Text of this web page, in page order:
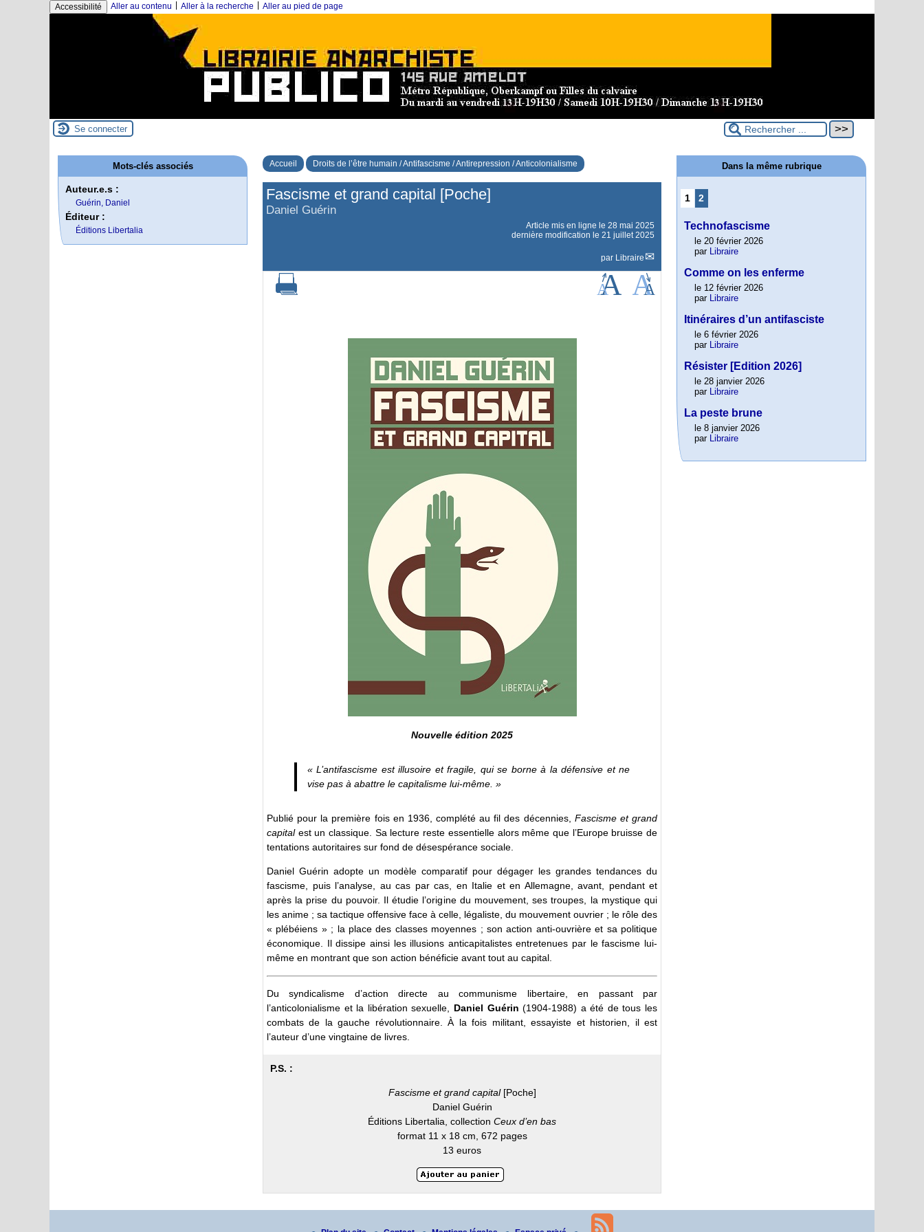
Accessibilité Aller au contenu Aller à la recherche Aller au pied de page
Se connecter
Accueil Droits de l’être humain / Antifascisme / Antirepression / Anticolonialisme
Fascisme et grand capital [Poche]
Daniel Guérin
Article mis en ligne le 28 mai 2025
dernière modification le 21 juillet 2025
par Libraire
Nouvelle édition 2025
« L’antifascisme est illusoire et fragile, qui se borne à la défensive et ne
vise pas à abattre le capitalisme lui-même. »
Publié pour la première fois en 1936, complété au fil des décennies, Fascisme et grand
capitalest un classique. Sa lecture reste essentielle alors même que l’Europe bruisse de
tentations autoritaires sur fond de désespérance sociale.
Daniel Guérin adopte un modèle comparatif pour dégager les grandes tendances du
fascisme, puis l’analyse, au cas par cas, en Italie et en Allemagne, avant, pendant et
après la prise du pouvoir. Il étudie l’origine du mouvement, ses troupes, la mystique qui
les anime ; sa tactique offensive face à celle, légaliste, du mouvement ouvrier ; le rôle des
« plébéiens » ; la place des classes moyennes ; son action anti-ouvrière et sa politique
économique. Il dissipe ainsi les illusions anticapitalistes entretenues par le fascisme lui-
même en montrant que son action bénéficie avant tout au capital.
Du syndicalisme d’action directe au communisme libertaire, en passant par
l’anticolonialisme et la libération sexuelle, Daniel Guérin (1904-1988) a été de tous les
combats de la gauche révolutionnaire. À la fois militant, essayiste et historien, il est
l’auteur d’une vingtaine de livres.
P.S. :
Fascisme et grand capital[Poche]
Daniel Guérin
Éditions Libertalia, collection Ceux d’en bas
format 11 x 18 cm, 672 pages
13 euros
Mots-clés associés
Auteur.e.s :
Guérin, Daniel
Éditeur :
Éditions Libertalia
Dans la même rubrique
1 2
Technofascisme
le 20 février 2026
par Libraire
Comme on les enferme
le 12 février 2026
par Libraire
Itinéraires d’un antifasciste
le 6 février 2026
par Libraire
Résister [Edition 2026]
le 28 janvier 2026
par Libraire
La peste brune
le 8 janvier 2026
par Libraire